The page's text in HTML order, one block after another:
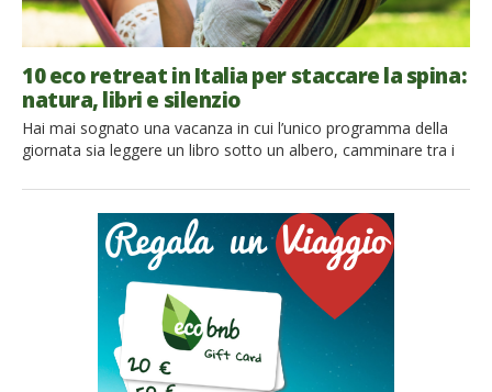
10 eco retreat in Italia per staccare la spina:
natura, libri e silenzio
Hai mai sognato una vacanza in cui l’unico programma della
giornata sia leggere un libro sotto un albero, camminare tra i
siamo sempre connessi e impegnati, concedersi qualche
giorno immersi nella natura può diventare un piccolo gesto
rivoluzionario. Un eco retreat è proprio […]